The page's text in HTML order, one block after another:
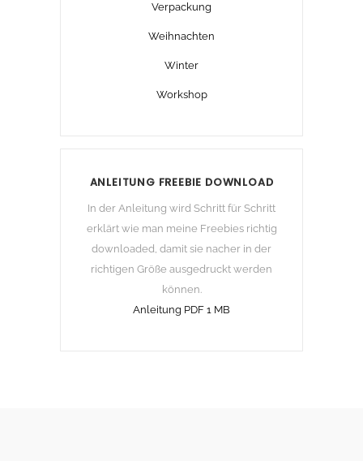
Verpackung
Weihnachten
Winter
Workshop
ANLEITUNG FREEBIE DOWNLOAD
In der Anleitung wird Schritt für Schritt
erklärt wie man meine Freebies richtig
downloaded, damit sie nacher in der
richtigen Größe ausgedruckt werden
können.
Anleitung PDF 1 MB